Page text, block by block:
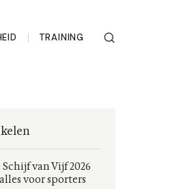
TRAINING
van Vijf 2026
voor sporters